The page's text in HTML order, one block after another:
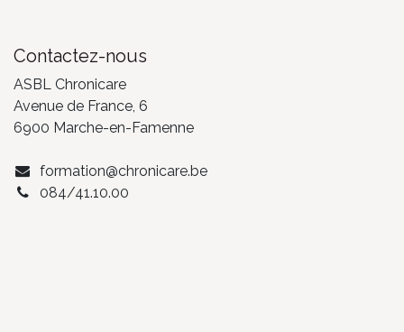
Contactez-nous
ASBL Chronicare
Avenue de France, 6
6900 Marche-en-Famenne
formation@chronicare.be
084/41.10.00